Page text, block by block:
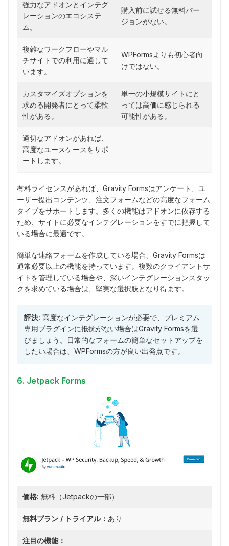
強力なアドオンとインテグ
レーションのエコシステ
ム。
購入前に試せる無料バー
ジョンがない。
複雑なワークフローやマル
チサイトでの利用に適して
います。
WPFormsよりも初心者向
けではない。
カスタマイズオプションを
求める開発者にとって柔軟
性がある。
単一の小規模サイトにと
っては高価に感じられる
可能性がある。
適切なアドオンがあれば、
高度なユースケースをサポ
ートします。
有料ライセンスがあれば、Gravity Formsはアンケート、ユ
ーザー提出コンテンツ、注文フォームなどの高度なフォーム
タイプをサポートします。多くの機能はアドオンに依存する
ため、サイトに必要なインテグレーションをすでに把握して
いる場合に最適です。
簡単な連絡フォームを作成している場合、Gravity Formsは
通常必要以上の機能を持っています。複数のクライアントサ
イトを管理している場合や、深いインテグレーションスタッ
クを求めている場合は、堅実な選択肢となり得ます。
評決: 高度なインテグレーションが必要で、プレミアム
専用プラグインに抵抗がない場合はGravity Formsを選
びましょう。日常的なフォームの簡単なセットアップを
したい場合は、WPFormsの方が良い出発点です。
6. Jetpack Forms
価格: 無料（Jetpackの一部）
無料プラン / トライアル： あり
注目の機能：